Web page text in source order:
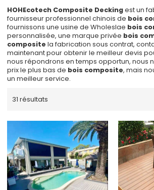
HOHEcotech Composite Deckingest un
fournisseur professionnel chinois de bois
fournissons une usine de Wholeslae bois
personnalisée, une marque privée bois
composite la fabrication sous contrat,
maintenant pour obtenir le meilleur devis
nous répondrons en temps opportun, nous
prix le plus bas de bois composite, mais
un meilleur service.
31 résultats